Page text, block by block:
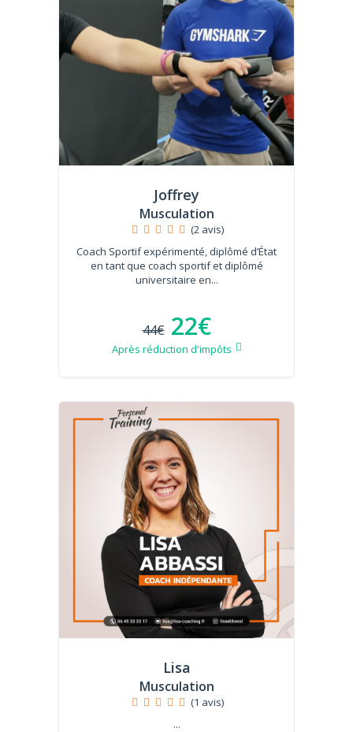
Joffrey
Musculation
(2 avis)
Coach Sportif expérimenté, diplômé d’État
en tant que coach sportif et diplômé
universitaire en...
44€ 22€
Après réduction d'impôts
Lisa
Musculation
(1 avis)
...